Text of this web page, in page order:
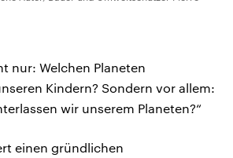
nur: Welchen Planeten
Kindern? Sondern vor allem:
wir unserem Planeten?“
einen gründlichen